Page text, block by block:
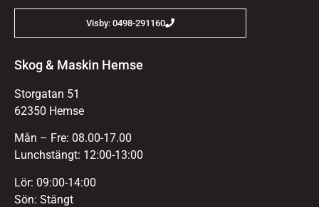
Visby: 0498-291160
Skog & Maskin Hemse
Storgatan 51
62350 Hemse
Mån – Fre: 08.00-17.00
Lunchstängt: 12:00-13:00
Lör: 09:00-14:00
Sön: Stängt